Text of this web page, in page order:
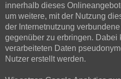
innerhalb dieses
um weitere, mit der Nutzung
der Internetnutzung
gegenüber zu erbringen. Dabei
verarbeiteten Daten
Nutzer erstellt werden.